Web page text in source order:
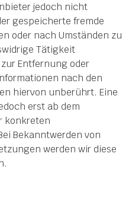
jedoch nicht
gespeicherte fremde
oder nach Umständen zu
Tätigkeit
Entfernung oder
nach den
hiervon unberührt. Eine
erst ab dem
konkreten
Bekanntwerden von
werden wir diese